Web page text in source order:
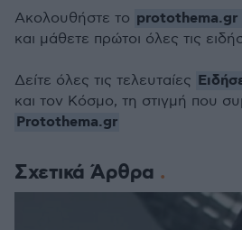
Σχετικά Άρθρα
Ακολουθήστε το protothema.gr
και μάθετε πρώτοι όλες τις
Δείτε όλες τις τελευταίες
και τον Κόσμο, τη στιγμή που
Protothema.gr